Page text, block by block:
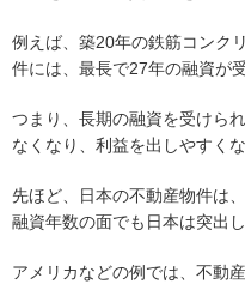
例えば、築20年の鉄筋コンク
件には、最長で27年の融資が
つまり、長期の融資を受けら
なくなり、利益を出しやすくな
先ほど、日本の不動産物件は
融資年数の面でも日本は突出し
アメリカなどの例では、不動